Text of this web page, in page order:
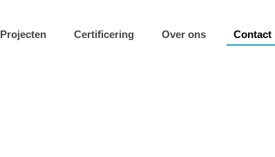
Projecten Certificering Over ons Contact